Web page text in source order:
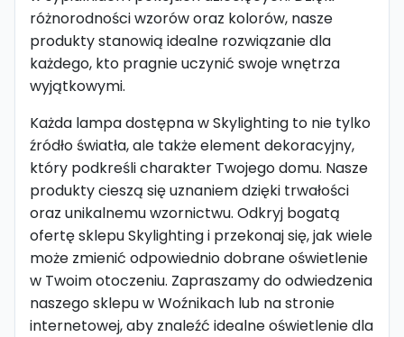
różnorodności wzorów oraz kolorów, nasze
produkty stanowią idealne rozwiązanie dla
każdego, kto pragnie uczynić swoje wnętrza
wyjątkowymi.
Każda lampa dostępna w Skylighting to nie tylko
źródło światła, ale także element dekoracyjny,
który podkreśli charakter Twojego domu. Nasze
produkty cieszą się uznaniem dzięki trwałości
oraz unikalnemu wzornictwu. Odkryj bogatą
ofertę sklepu Skylighting i przekonaj się, jak wiele
może zmienić odpowiednio dobrane oświetlenie
w Twoim otoczeniu. Zapraszamy do odwiedzenia
naszego sklepu w Woźnikach lub na stronie
internetowej, aby znaleźć idealne oświetlenie dla